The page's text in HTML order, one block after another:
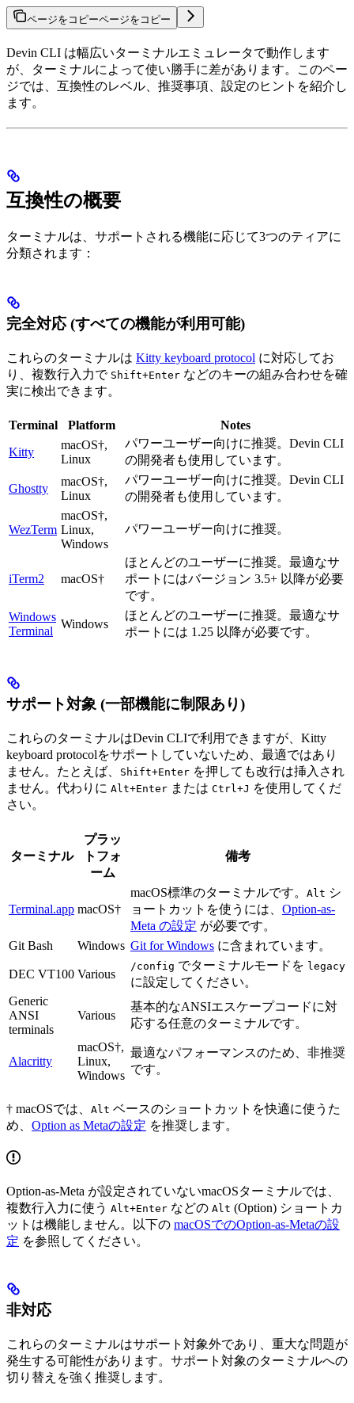
ページをコピーページをコピー
Devin CLI は幅広いターミナルエミュレータで動作します
が、ターミナルによって使い勝手に差があります。このペー
ジでは、互換性のレベル、推奨事項、設定のヒントを紹介し
ます。
互換性の概要
ターミナルは、サポートされる機能に応じて3つのティアに
分類されます：
完全対応 (すべての機能が利用可能)
これらのターミナルは Kitty keyboard protocol に対応してお
り、複数行入力で Shift+Enter などのキーの組み合わせを確
実に検出できます。
Terminal Platform
Notes
Kitty
macOS†,
Linux
パワーユーザー向けに推奨。Devin CLI
の開発者も使用しています。
Ghostty
macOS†,
Linux
パワーユーザー向けに推奨。Devin CLI
の開発者も使用しています。
WezTerm
macOS†,
Linux,
Windows
パワーユーザー向けに推奨。
iTerm2 macOS†
ほとんどのユーザーに推奨。最適なサ
ポートにはバージョン 3.5+ 以降が必要
です。
Windows
Terminal
Windows
ほとんどのユーザーに推奨。最適なサ
ポートには 1.25 以降が必要です。
サポート対象 (一部機能に制限あり)
これらのターミナルはDevin CLIで利用できますが、Kitty
keyboard protocolをサポートしていないため、最適ではあり
ません。たとえば、
Shift+Enter を押しても改行は挿入され
ません。代わりに Alt+Enter または Ctrl+J を使用してくだ
さい。
ターミナル
プラッ
トフォ
ーム
備考
Terminal.app macOS†
macOS標準のターミナルです。 Alt シ
ョートカットを使うには、 Option-as-
Meta の設定 が必要です。
Git Bash
Windows Git for Windows に含まれています。
DEC VT100 Various
/config でターミナルモードを legacy
に設定してください。
Generic
ANSI
terminals
Various
基本的なANSIエスケープコードに対
応する任意のターミナルです。
Alacritty
macOS†,
Linux,
Windows
最適なパフォーマンスのため、非推奨
です。
† macOSでは、 Alt ベースのショートカットを快適に使うた
め、 Option as Metaの設定 を推奨します。
Option-as-Meta が設定されていないmacOSターミナルでは、
複数行入力に使う Alt+Enter などの Alt (Option) ショートカ
ットは機能しません。以下の macOSでのOption-as-Metaの設
定 を参照してください。
非対応
これらのターミナルはサポート対象外であり、重大な問題が
発生する可能性があります。サポート対象のターミナルへの
切り替えを強く推奨します。